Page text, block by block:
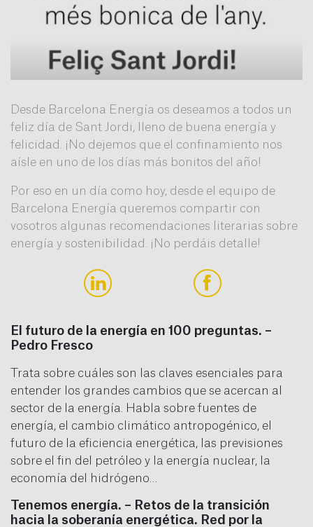
Desde Barcelona Energía os deseamos a todos un
feliz día de Sant Jordi, lleno de buena energía y
felicidad. ¡No dejemos que el confinamiento nos
aísle en uno de los días más bonitos del año!
Por eso en un día como hoy, desde el equipo de
Barcelona Energía queremos compartir con
vosotros algunas recomendaciones literarias sobre
energía y sostenibilidad. ¡No perdáis detalle!
El futuro de la energía en 100 preguntas. –
Pedro Fresco
Trata sobre cuáles son las claves esenciales para
entender los grandes cambios que se acercan al
sector de la energía. Habla sobre fuentes de
energía, el cambio climático antropogénico, el
futuro de la eficiencia energética, las previsiones
sobre el fin del petróleo y la energía nuclear, la
economía del hidrógeno…
Tenemos energía. – Retos de la transición
hacia la soberanía energética. Red por la